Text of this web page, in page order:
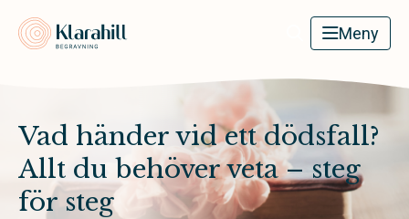
Meny
Vad händer vid ett dödsfall?
Allt du behöver veta – steg
för steg